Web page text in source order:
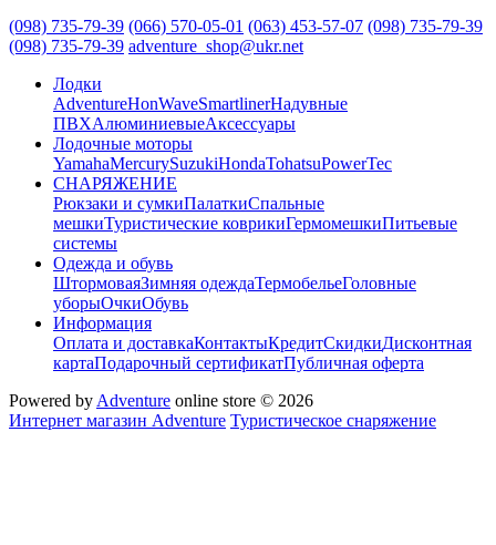
(098) 735-79-39 (066) 570-05-01 (063) 453-57-07 (098) 735-79-39
(098) 735-79-39 adventure_shop@ukr.net
Лодки
AdventureHonWaveSmartlinerНадувные
ПВХАлюминиевыеАксессуары
Лодочные моторы
YamahaMercurySuzukiHondaTohatsuPowerTec
СНАРЯЖЕНИЕ
Рюкзаки и сумкиПалаткиСпальные
мешкиТуристические коврикиГермомешкиПитьевые
системы
Одежда и обувь
ШтормоваяЗимняя одеждаТермобельеГоловные
уборыОчкиОбувь
Информация
Оплата и доставкаКонтактыКредитСкидкиДисконтная
картаПодарочный сертификатПубличная оферта
Powered byAdventure online store © 2026
Интернет магазин Adventure Туристическое снаряжение